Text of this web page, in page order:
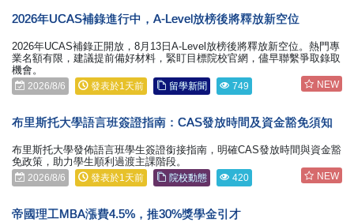
2026年UCAS補錄進行中，A-Level放榜後將釋放新空位
2026年UCAS補錄正開放，8月13日A-Level放榜後將釋放新空位。熱門專
業名額有限，建議提前備好材料，緊盯目標院校官網，儘早聯繫爭取錄取
機會。
2026/8/6 發表於1天前 留學新聞 749 NEW
布里斯托大學語言班簽證指南：CAS發放時間及資金豁免須知
布里斯托大學發佈語言班學生簽證銜接指南，明確CAS發放時間與資金豁
免政策，助力學生順利過渡主課階段。
2026/8/6 發表於1天前 院校動態 420 NEW
帝國理工MBA漲費4.5%，推30%獎學金引才